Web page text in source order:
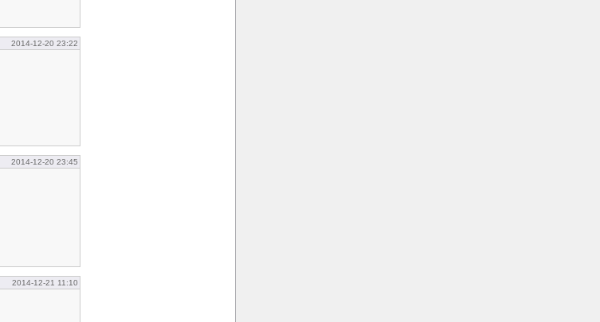
2014-12-20 23:22
2014-12-20 23:45
2014-12-21 11:10